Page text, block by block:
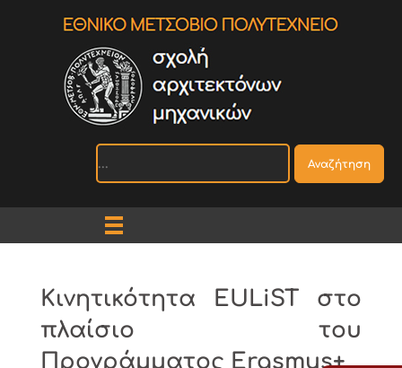
Αναζήτηση
Κινητικότητα EULiST στο
πλαίσιο του
Προγράμματος Erasmus+